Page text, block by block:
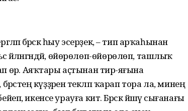
бәрәскә һыу эсерҙек, – тип арҡаһынан
өйөрөлөп-өйөрөлөп, ташлыҡ
өрә. Аяҡтары аҫтынан тирә-яғына
күҙҙәренә текләп ҡарап тора ла, минең
икенсе урауға китә. Бәрәскә йәшәү сығанағы